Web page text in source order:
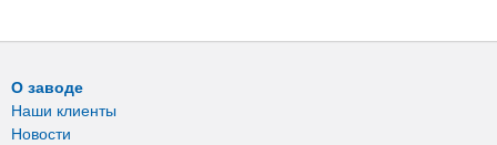
О заводе
Наши клиенты
Новости